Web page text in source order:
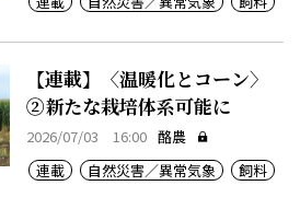
【連載】〈温暖化とコーン〉
②新たな栽培体系可能に
2026/07/03 16:00 酪農
連載
自然災害／異常気象 飼料